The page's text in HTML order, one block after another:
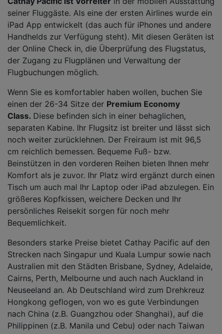
seiner Fluggäste. Als eine der ersten Airlines wurde ein
iPad App entwickelt (das auch für iPhones und andere
Handhelds zur Verfügung steht). Mit diesen Geräten ist
der Online Check in, die Überprüfung des Flugstatus,
der Zugang zu Flugplänen und Verwaltung der
Flugbuchungen möglich.
Wenn Sie es komfortabler haben wollen, buchen Sie
einen der 26-34 Sitze der Premium Economy
Class. Diese befinden sich in einer behaglichen,
separaten Kabine. Ihr Flugsitz ist breiter und lässt sich
noch weiter zurücklehnen. Der Freiraum ist mit 96,5
cm reichlich bemessen. Bequeme Fuß- bzw.
Beinstützen in den vorderen Reihen bieten Ihnen mehr
Komfort als je zuvor. Ihr Platz wird ergänzt durch einen
Tisch um auch mal Ihr Laptop oder iPad abzulegen. Ein
größeres Kopfkissen, weichere Decken und Ihr
persönliches Reisekit sorgen für noch mehr
Bequemlichkeit.
Besonders starke Preise bietet Cathay Pacific auf den
Strecken nach Singapur und Kuala Lumpur sowie nach
Australien mit den Städten Brisbane, Sydney, Adelaide,
Cairns, Perth, Melbourne und auch nach Auckland in
Neuseeland an. Ab Deutschland wird zum Drehkreuz
Hongkong geflogen, von wo es gute Verbindungen
nach China (z.B. Guangzhou oder Shanghai), auf die
Philippinen (z.B. Manila und Cebu) oder nach Taiwan